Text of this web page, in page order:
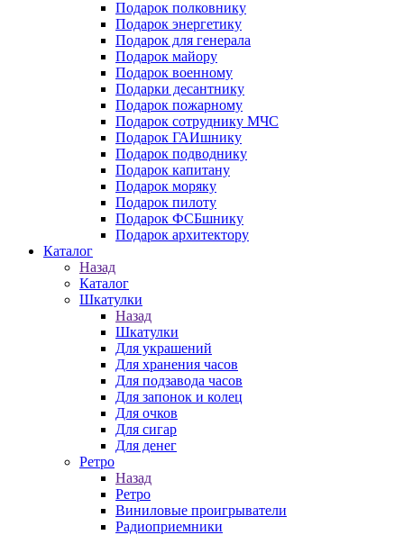
Подарок полковнику
Подарок энергетику
Подарок для генерала
Подарок майору
Подарок военному
Подарки десантнику
Подарок пожарному
Подарок сотруднику МЧС
Подарок ГАИшнику
Подарок подводнику
Подарок капитану
Подарок моряку
Подарок пилоту
Подарок ФСБшнику
Подарок архитектору
Каталог
Назад
Каталог
Шкатулки
Назад
Шкатулки
Для украшений
Для хранения часов
Для подзавода часов
Для запонок и колец
Для очков
Для сигар
Для денег
Ретро
Назад
Ретро
Виниловые проигрыватели
Радиоприемники